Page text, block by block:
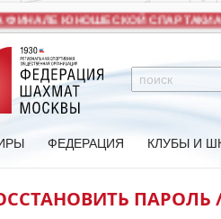
ЮНОШЕСКОЙ
ФЕДЕРАЦИЯ КЛУБЫ И
ПАРОЛЬ /